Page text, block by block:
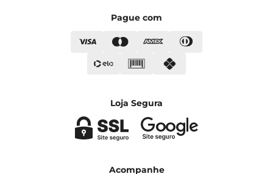
Pague com
Loja Segura
Acompanhe